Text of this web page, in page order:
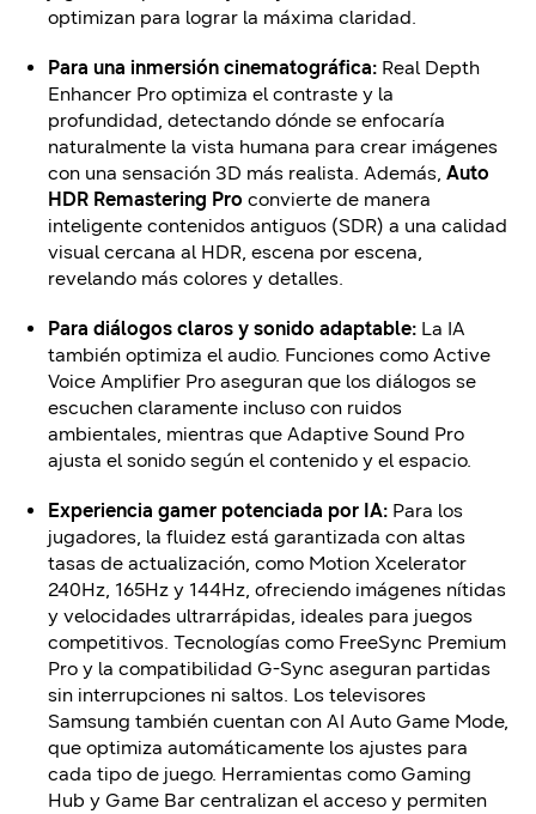
optimizan para lograr la máxima claridad.
Para una inmersión cinematográfica: Real Depth
Enhancer Pro optimiza el contraste y la
profundidad, detectando dónde se enfocaría
naturalmente la vista humana para crear imágenes
con una sensación 3D más realista. Además, Auto
HDR Remastering Pro convierte de manera
inteligente contenidos antiguos (SDR) a una calidad
visual cercana al HDR, escena por escena,
revelando más colores y detalles.
Para diálogos claros y sonido adaptable: La IA
también optimiza el audio. Funciones como Active
Voice Amplifier Pro aseguran que los diálogos se
escuchen claramente incluso con ruidos
ambientales, mientras que Adaptive Sound Pro
ajusta el sonido según el contenido y el espacio.
Experiencia gamer potenciada por IA: Para los
jugadores, la fluidez está garantizada con altas
tasas de actualización, como Motion Xcelerator
240Hz, 165Hz y 144Hz, ofreciendo imágenes nítidas
y velocidades ultrarrápidas, ideales para juegos
competitivos. Tecnologías como FreeSync Premium
Pro y la compatibilidad G-Sync aseguran partidas
sin interrupciones ni saltos. Los televisores
Samsung también cuentan con AI Auto Game Mode,
que optimiza automáticamente los ajustes para
cada tipo de juego. Herramientas como Gaming
Hub y Game Bar centralizan el acceso y permiten